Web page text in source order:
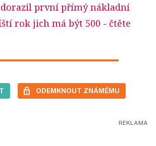
dorazil první přímý nákladní
rok jich má být 500 - čtěte
ODEMKNOUT ZNÁMÉMU